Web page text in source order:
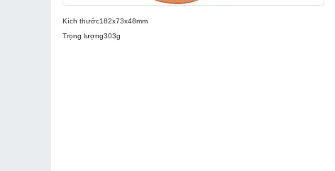
Kích thước182x73x48mm
Trọng lượng303g